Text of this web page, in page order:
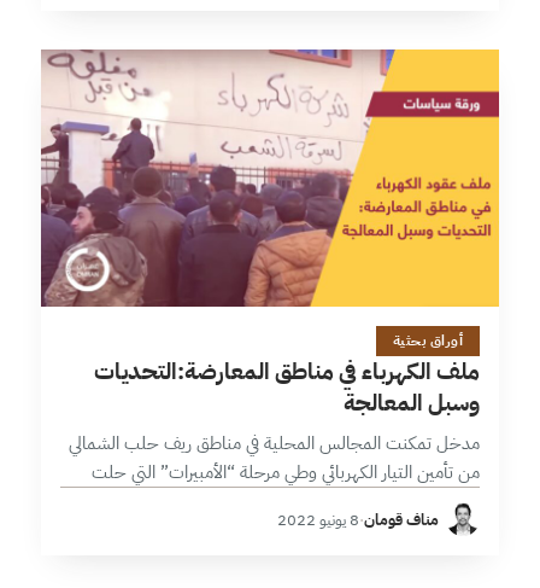
13 دقائق
أوراق بحثية
ملف الكهرباء في مناطق المعارضة:التحديات
وسبل المعالجة
مدخل تمكنت المجالس المحلية في مناطق ريف حلب الشمالي
من تأمين التيار الكهربائي وطي مرحلة “الأمبيرات” التي حلت
محل الكهرباء بعد خروج المنطقة عن سيطرة النظام، وتضرر
البنية التحتية للقطاع،…
مناف قومان·8 يونيو 2022